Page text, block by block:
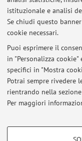
istituzionale e analisi
Se chiudi questo
cookie necessari.
Puoi esprimere il
in "Personalizza
specifici in "Mostra
Potrai sempre rivedere
rientrando nella
Per maggiori
COOKIE DI
Al